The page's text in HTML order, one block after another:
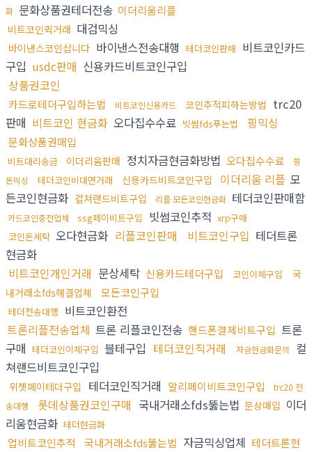
화 문화상품권테더전송 이더리움리플
비트코인퀵거래 대검믹싱
바이낸스코인삽니다 바이낸스전송대행 테더코인판매 비트코인카드
구입 usdc판매 신용카드비트코인구입
상품권코인
카드로테더구입하는법 비트코인신용카드 코인추적피하는방법 trc20
판매 비트코인 현금화 오다집수수료 빗썸fds푸는법 핑믹싱
문화상품권매입
비트대리송금 이더리움판매 정치자금현금화방법 오다집수수료
핑
돈믹싱
테더코인비대면거래 신용카드비트코인구입 이더리움 리플 모
든코인현금화 컬쳐랜드비트구입 리플 모든코인현금화 테더코인판매함
카드코인충전업체 ssg페이비트구입 빗썸코인추적 xrp구매
코인돈세탁 오다현금화 리플코인판매 비트코인구입 테더트론
현금화
비트코인개인거래 문상세탁 신용카드테더구입 코인이체구입
국
내거래소fds해결업체
모든코인구입
테더전송대행 비트코인환전
트론리플전송업체 트론 리플코인전송 핸드폰결제비트구입 트론
구매 테더코인이체구입 블테구입 테더코인직거래 자금현금화문의
컬
쳐랜드비트코인구입
위쳇페이테더구입 테더코인직거래 알리페이비트코인구입
trc20 전
송대행
롯데상품권코인구매 국내거래소fds뚫는법 문상매입 이더
리움현금화 테더현금화
업비트코인추적 국내거래소fds뚫는법 자금믹싱업체 테더트론현